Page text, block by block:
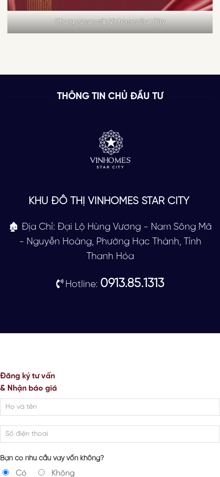
Chung cư cao cấp Vinhomes Star City
THÔNG TIN CHỦ ĐẦU TƯ
KHU ĐÔ THỊ VINHOMES STAR CITY
🏚 Địa Chỉ: Đại Lộ Hùng Vương - Nam Sông Mã
- Nguyễn Hoàng, Phường Hạc Thành, Tỉnh
Thanh Hóa
Hotline: 0913.85.1313
Đăng ký tư vấn
& Nhận báo giá
Bạn có nhu cầu vay vốn không?
Có Không